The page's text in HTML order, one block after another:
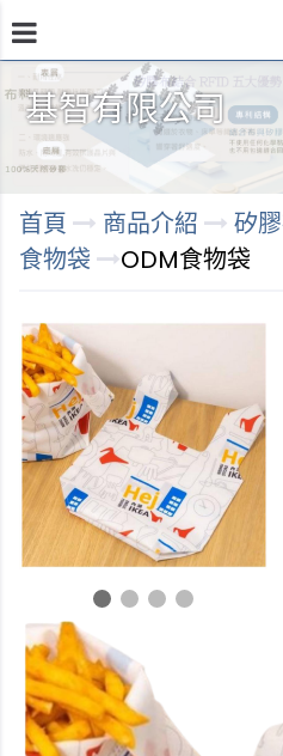
基智有限公司
商品介紹 瞭解技術
首頁 商品介紹 矽
食物袋
ODM食物袋